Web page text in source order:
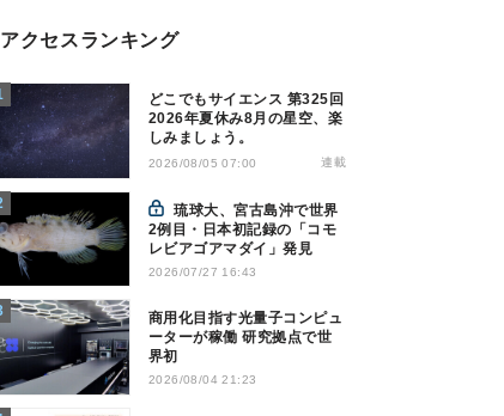
アクセスランキング
どこでもサイエンス 第325回
2026年夏休み8月の星空、楽
しみましょう。
2026/08/05 07:00 連載
琉球大、宮古島沖で世界
2例目・日本初記録の「コモ
レビアゴアマダイ」発見
2026/07/27 16:43
商用化目指す光量子コンピュ
ーターが稼働 研究拠点で世
界初
2026/08/04 21:23